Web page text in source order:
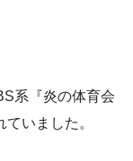
系『炎の体育会
いました。